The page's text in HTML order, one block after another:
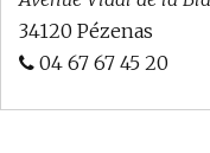
34120 Pézenas
04 67 67 45 20